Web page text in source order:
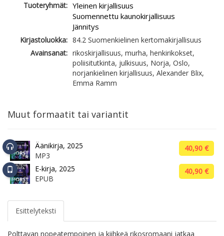
Tuoteryhmät: Yleinen kirjallisuus
Suomennettu kaunokirjallisuus
Jännitys
Kirjastoluokka: 84.2 Suomenkielinen kertomakirjallisuus
Avainsanat: rikoskirjallisuus, murha, henkirikokset,
poliisitutkinta, julkisuus, Norja, Oslo,
norjankielinen kirjallisuus, Alexander Blix,
Emma Ramm
Muut formaatit tai variantit
Äänikirja, 2025
MP3
40,90 €
E-kirja, 2025
EPUB
40,90 €
Esittelyteksti
Polttavan nopeatempoinen ja kiihkeä rikosromaani jatkaa